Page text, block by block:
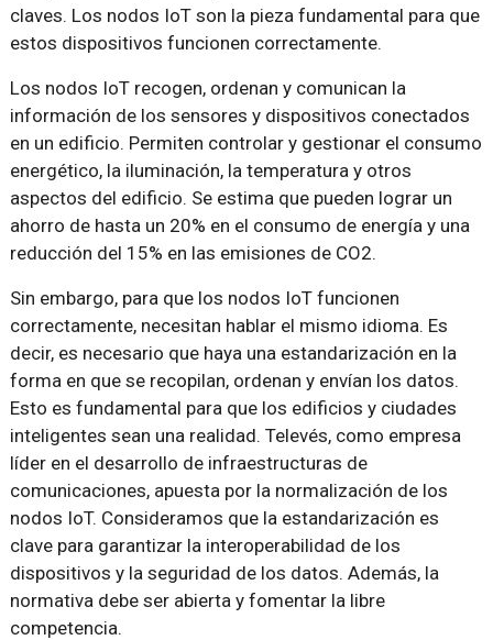
claves. Los nodos IoT son la pieza fundamental para que
estos dispositivos funcionen correctamente.
Los nodos IoT recogen, ordenan y comunican la
información de los sensores y dispositivos conectados
en un edificio. Permiten controlar y gestionar el consumo
energético, la iluminación, la temperatura y otros
aspectos del edificio. Se estima que pueden lograr un
ahorro de hasta un 20% en el consumo de energía y una
reducción del 15% en las emisiones de CO2.
Sin embargo, para que los nodos IoT funcionen
correctamente, necesitan hablar el mismo idioma. Es
decir, es necesario que haya una estandarización en la
forma en que se recopilan, ordenan y envían los datos.
Esto es fundamental para que los edificios y ciudades
inteligentes sean una realidad. Televés, como empresa
líder en el desarrollo de infraestructuras de
comunicaciones, apuesta por la normalización de los
nodos IoT. Consideramos que la estandarización es
clave para garantizar la interoperabilidad de los
dispositivos y la seguridad de los datos. Además, la
normativa debe ser abierta y fomentar la libre
competencia.